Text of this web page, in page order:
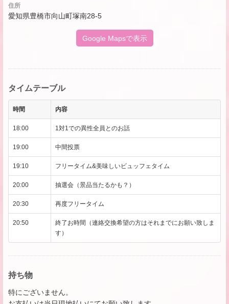
住所
愛知県豊橋市向山町塚南28-5
Google Mapsで表示
タイムテーブル
時間 内容
18:00 1対1での異性全員とのお話
19:00 中間投票
19:10 フリータイム&美味しいビュッフェタイム
20:00 抽選会（景品当たるかも？）
20:30 再度フリータイム
20:50
終了お時間（連絡交換希望の方はそれまでにお願い致しま
す）
持ち物
特にございません。